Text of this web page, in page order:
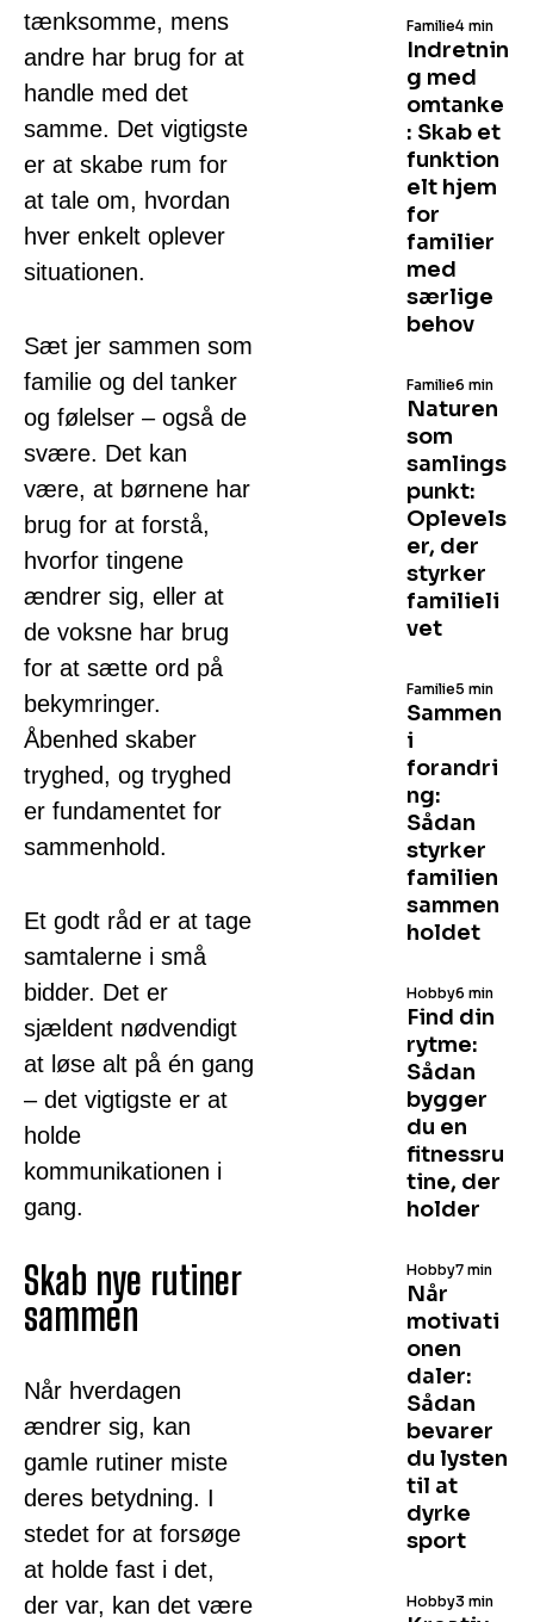
tænksomme, mens
andre har brug for at
handle med det
samme. Det vigtigste
er at skabe rum for
at tale om, hvordan
hver enkelt oplever
situationen.
Sæt jer sammen som
familie og del tanker
og følelser – også de
svære. Det kan
være, at børnene har
brug for at forstå,
hvorfor tingene
ændrer sig, eller at
de voksne har brug
for at sætte ord på
bekymringer.
Åbenhed skaber
tryghed, og tryghed
er fundamentet for
sammenhold.
Et godt råd er at tage
samtalerne i små
bidder. Det er
sjældent nødvendigt
at løse alt på én gang
– det vigtigste er at
holde
kommunikationen i
gang.
Skab nye rutiner
sammen
Når hverdagen
ændrer sig, kan
gamle rutiner miste
deres betydning. I
stedet for at forsøge
at holde fast i det,
der var, kan det være
Indretnin
g med
omtanke
: Skab et
funktion
elt hjem
for
familier
med
særlige
behov
Familie4 min
Naturen
som
samlings
punkt:
Oplevels
er, der
styrker
familieli
vet
Familie6 min
Sammen
i
forandri
ng:
Sådan
styrker
familien
sammen
holdet
Familie5 min
Find din
rytme:
Sådan
bygger
du en
fitnessru
tine, der
holder
Hobby6 min
Når
motivati
onen
daler:
Sådan
bevarer
du lysten
til at
dyrke
sport
Hobby7 min
Hobby3 min